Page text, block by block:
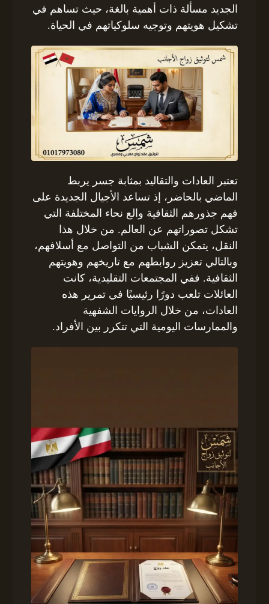
الجديد مسألة ذات أهمية بالغة، حيث تساهم في
تشكيل هويتهم وتوجيه سلوكياتهم في الحياة.
تعتبر العادات والتقاليد بمثابة جسر يربط
الماضي بالحاضر، إذ تساعد الأجيال الجديدة على
فهم جذورهم الثقافية والع نحاء المختلفة التي
تشكل تصوراتهم عن العالم. من خلال هذا
النقل، يتمكن الشباب من التواصل مع أسلافهم،
وبالتالي تعزيز روابطهم مع تاريخهم وهويتهم
الثقافية. ففي المجتمعات التقليدية، كانت
العائلات تلعب دورًا رئيسيًا في تمرير هذه
العادات، من خلال الروايات الشفهية
والممارسات اليومية التي تتكرر بين الأفراد.